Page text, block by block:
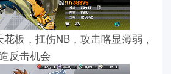
板，扛伤NB，攻击略显薄弱，
反击机会